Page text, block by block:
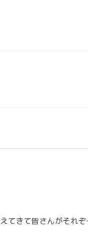
こんにちは、担任助手の奧村です。 日